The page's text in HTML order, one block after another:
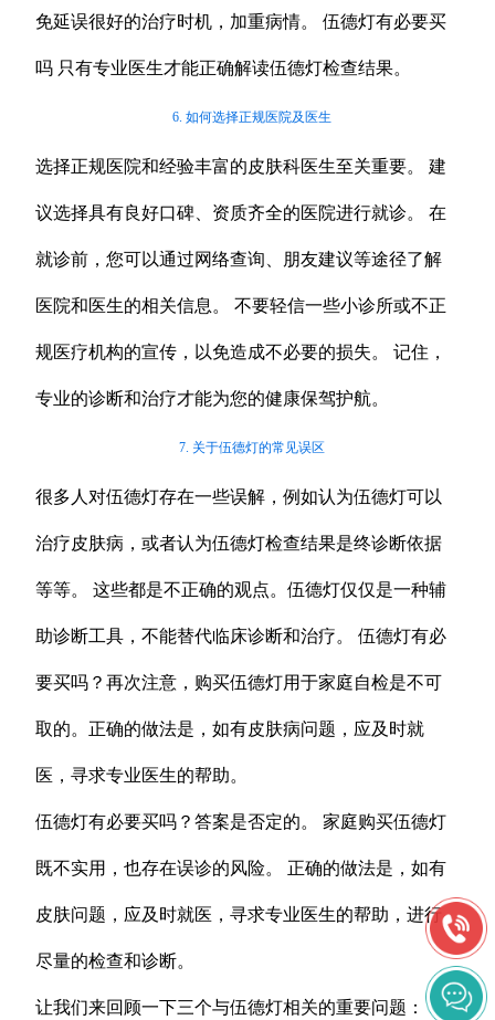
免延误很好的治疗时机，加重病情。 伍德灯有必要买
吗 只有专业医生才能正确解读伍德灯检查结果。
6. 如何选择正规医院及医生
选择正规医院和经验丰富的皮肤科医生至关重要。 建
议选择具有良好口碑、资质齐全的医院进行就诊。 在
就诊前，您可以通过网络查询、朋友建议等途径了解
医院和医生的相关信息。 不要轻信一些小诊所或不正
规医疗机构的宣传，以免造成不必要的损失。 记住，
专业的诊断和治疗才能为您的健康保驾护航。
7. 关于伍德灯的常见误区
很多人对伍德灯存在一些误解，例如认为伍德灯可以
治疗皮肤病，或者认为伍德灯检查结果是终诊断依据
等等。 这些都是不正确的观点。伍德灯仅仅是一种辅
助诊断工具，不能替代临床诊断和治疗。 伍德灯有必
要买吗？再次注意，购买伍德灯用于家庭自检是不可
取的。正确的做法是，如有皮肤病问题，应及时就
医，寻求专业医生的帮助。
伍德灯有必要买吗？答案是否定的。 家庭购买伍德灯
既不实用，也存在误诊的风险。 正确的做法是，如有
皮肤问题，应及时就医，寻求专业医生的帮助，进行
尽量的检查和诊断。
让我们来回顾一下三个与伍德灯相关的重要问题：